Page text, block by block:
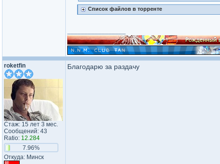
Список файлов в торренте
roketfin
Стаж: 15 лет 3 мес.
Сообщений: 43
Ratio: 12.284
7.96%
Откуда: Минск
Благодарю за раздачу